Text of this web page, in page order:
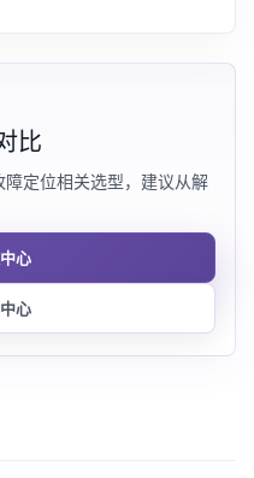
比
定位相关选型，建议从解
心
心